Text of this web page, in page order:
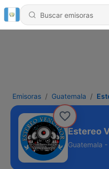
Emisoras Guatemala
Estereo
Guatemala